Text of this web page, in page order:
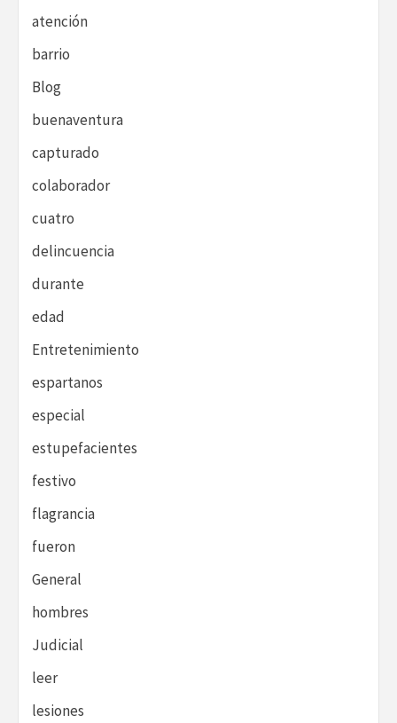
atención
barrio
Blog
buenaventura
capturado
colaborador
cuatro
delincuencia
durante
edad
Entretenimiento
espartanos
especial
estupefacientes
festivo
flagrancia
fueron
General
hombres
Judicial
leer
lesiones